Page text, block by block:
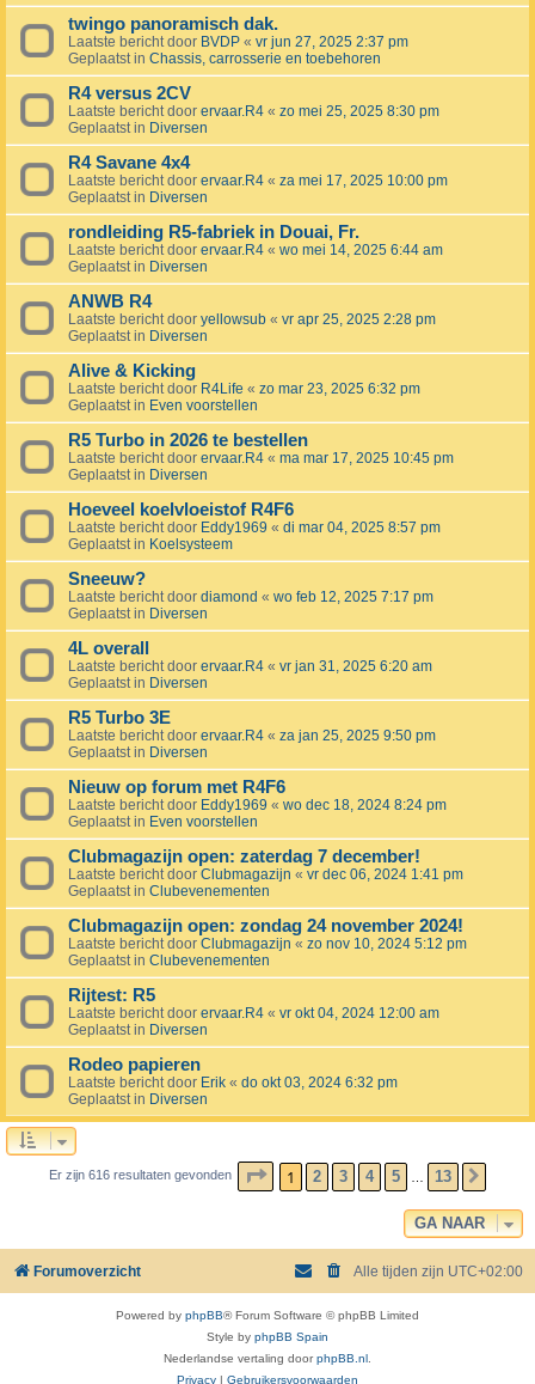
twingo panoramisch dak.
Laatste bericht door BVDP « vr jun 27, 2025 2:37 pm
Geplaatst in Chassis, carrosserie en toebehoren
R4 versus 2CV
Laatste bericht door ervaar.R4 « zo mei 25, 2025 8:30 pm
Geplaatst in Diversen
R4 Savane 4x4
Laatste bericht door ervaar.R4 « za mei 17, 2025 10:00 pm
Geplaatst in Diversen
rondleiding R5-fabriek in Douai, Fr.
Laatste bericht door ervaar.R4 « wo mei 14, 2025 6:44 am
Geplaatst in Diversen
ANWB R4
Laatste bericht door yellowsub « vr apr 25, 2025 2:28 pm
Geplaatst in Diversen
Alive & Kicking
Laatste bericht door R4Life « zo mar 23, 2025 6:32 pm
Geplaatst in Even voorstellen
R5 Turbo in 2026 te bestellen
Laatste bericht door ervaar.R4 « ma mar 17, 2025 10:45 pm
Geplaatst in Diversen
Hoeveel koelvloeistof R4F6
Laatste bericht door Eddy1969 « di mar 04, 2025 8:57 pm
Geplaatst in Koelsysteem
Sneeuw?
Laatste bericht door diamond « wo feb 12, 2025 7:17 pm
Geplaatst in Diversen
4L overall
Laatste bericht door ervaar.R4 « vr jan 31, 2025 6:20 am
Geplaatst in Diversen
R5 Turbo 3E
Laatste bericht door ervaar.R4 « za jan 25, 2025 9:50 pm
Geplaatst in Diversen
Nieuw op forum met R4F6
Laatste bericht door Eddy1969 « wo dec 18, 2024 8:24 pm
Geplaatst in Even voorstellen
Clubmagazijn open: zaterdag 7 december!
Laatste bericht door Clubmagazijn « vr dec 06, 2024 1:41 pm
Geplaatst in Clubevenementen
Clubmagazijn open: zondag 24 november 2024!
Laatste bericht door Clubmagazijn « zo nov 10, 2024 5:12 pm
Geplaatst in Clubevenementen
Rijtest: R5
Laatste bericht door ervaar.R4 « vr okt 04, 2024 12:00 am
Geplaatst in Diversen
Rodeo papieren
Laatste bericht door Erik « do okt 03, 2024 6:32 pm
Geplaatst in Diversen
Er zijn 616 resultaten gevonden PAGINA VAN 13
1 2 3 4 5 13
GA NAAR
Forumoverzicht Alle tijden zijn UTC+02:00
Powered by phpBB® Forum Software © phpBB Limited
Style by phpBB Spain
Nederlandse vertaling doorphpBB.nl .
Privacy
Gebruikersvoorwaarden